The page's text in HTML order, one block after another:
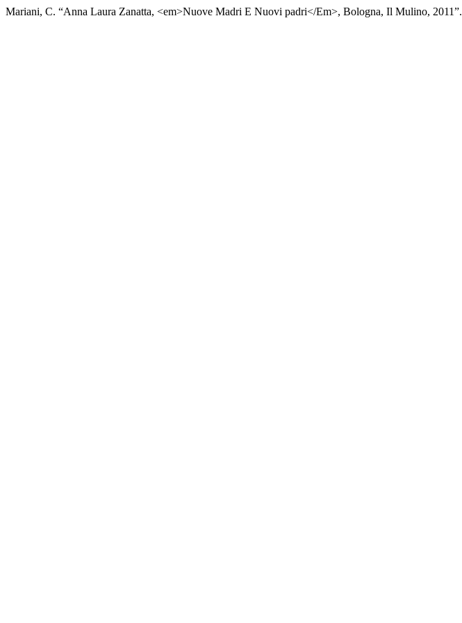
Mariani, C. “Anna Laura Zanatta, <em>Nuove Madri E Nuovi padri</Em>, Bologna, Il Mulino, 2011”.